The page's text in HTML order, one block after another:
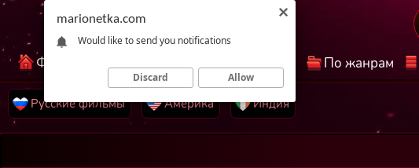
Фильмы КиноНетка Лучшие фильмы По жанрам
Русские фильмы Америка Индия
marionetka.com
Would like to send you notifications
Discard Allow